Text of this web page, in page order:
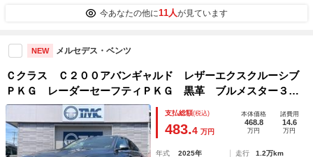
今あなたの他に11人が見ています
NEW メルセデス・ベンツ
Ｃクラス Ｃ２００アバンギャルド レザーエクスクルーシブ
ＰＫＧ レーダーセーフティＰＫＧ 黒革 ブルメスター３Ｄ
サウンド ベンチレーション シートヒーター ナビ ＴＶ
３６０° ワイヤレス充電 パーキングアシスト フットトラン
ク
支払総額(税込)
483.4 万円
本体価格
468.8
万円
諸費用
14.6
万円
年式 2025年 走行
1.2万km